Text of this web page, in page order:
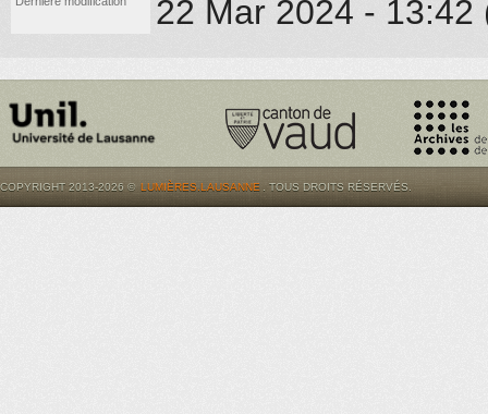
22 Mar 2024 - 13:42
COPYRIGHT 2013-2026 © LUMIÈRES.LAUSANNE . TOUS DROITS RÉSERVÉS.